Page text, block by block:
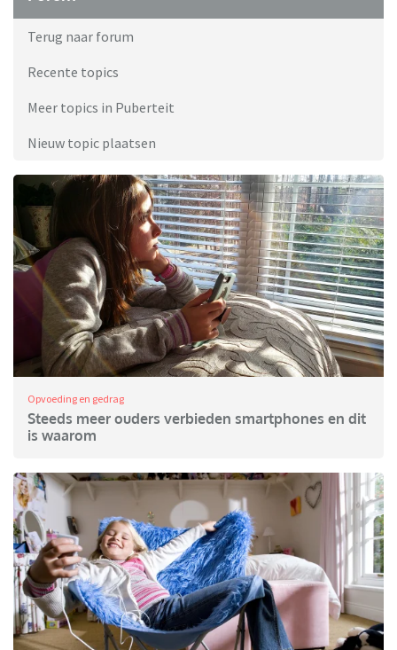
Terug naar forum
Recente topics
Meer topics in Puberteit
Nieuw topic plaatsen
Opvoeding en gedrag
Steeds meer ouders verbieden smartphones en dit
is waarom